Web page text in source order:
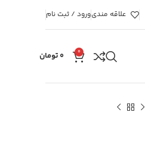
علاقه مندیورود / ثبت نام
0 ۰ تومان